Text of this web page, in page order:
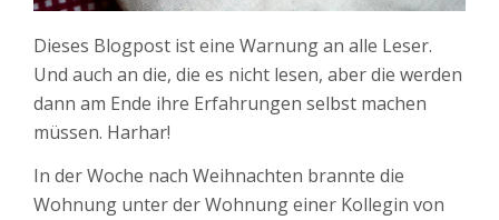
Dieses Blogpost ist eine Warnung an alle Leser.
Und auch an die, die es nicht lesen, aber die werden
dann am Ende ihre Erfahrungen selbst machen
müssen. Harhar!
In der Woche nach Weihnachten brannte die
Wohnung unter der Wohnung einer Kollegin von